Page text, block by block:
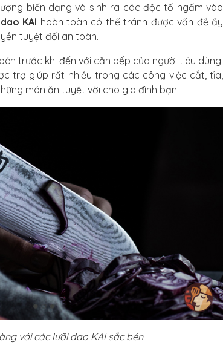
biến dạng và sinh ra các độc tố ngấm vào
dao KAI hoàn toàn có thể tránh được vấn đề ấy
tuyệt đối an toàn.
trước khi đến với căn bếp của người tiêu dùng.
trợ giúp rất nhiều trong các công việc cắt, tỉa,
món ăn tuyệt vời cho gia đình bạn.
với các lưỡi dao KAI sắc bén